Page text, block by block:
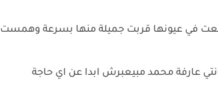
في عيونها قربت جميلة منها بسرعة وهمست
عارفة محمد مبيعبرش ابدا عن اي حاجة